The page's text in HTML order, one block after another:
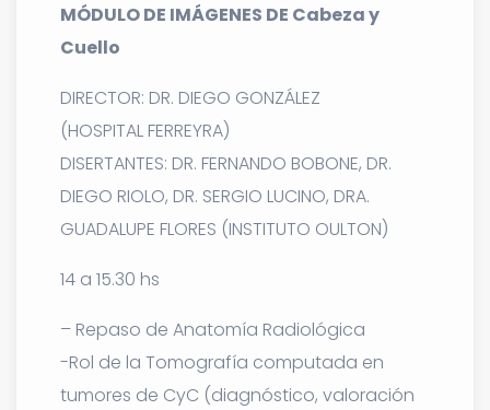
MÓDULO DE IMÁGENES DE Cabeza y
Cuello
DIRECTOR: DR. DIEGO GONZÁLEZ
(HOSPITAL FERREYRA)
DISERTANTES: DR. FERNANDO BOBONE, DR.
DIEGO RIOLO, DR. SERGIO LUCINO, DRA.
GUADALUPE FLORES (INSTITUTO OULTON)
14 a 15.30 hs
– Repaso de Anatomía Radiológica
-Rol de la Tomografía computada en
tumores de CyC (diagnóstico, valoración